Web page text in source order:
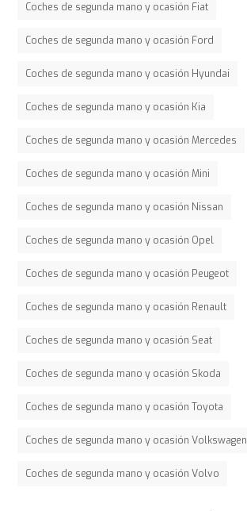
Coches de segunda mano y ocasión Fiat
Coches de segunda mano y ocasión Ford
Coches de segunda mano y ocasión Hyundai
Coches de segunda mano y ocasión Kia
Coches de segunda mano y ocasión Mercedes
Coches de segunda mano y ocasión Mini
Coches de segunda mano y ocasión Nissan
Coches de segunda mano y ocasión Opel
Coches de segunda mano y ocasión Peugeot
Coches de segunda mano y ocasión Renault
Coches de segunda mano y ocasión Seat
Coches de segunda mano y ocasión Skoda
Coches de segunda mano y ocasión Toyota
Coches de segunda mano y ocasión Volkswagen
Coches de segunda mano y ocasión Volvo